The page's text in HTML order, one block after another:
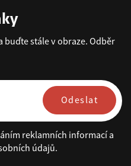
buďte stále v obraze. Odběr
Odeslat
reklamních informací a
údajů.